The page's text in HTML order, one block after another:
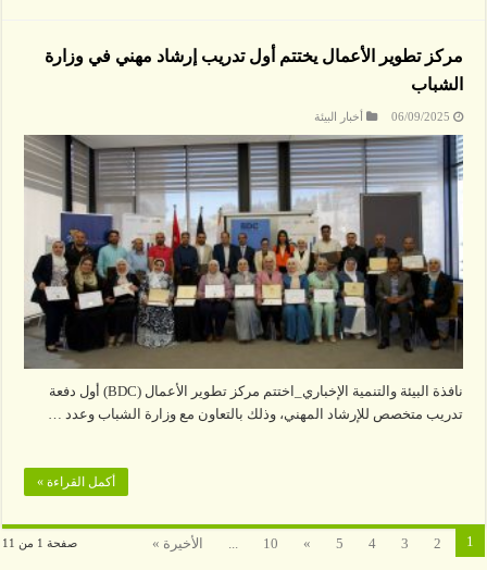
مركز تطوير الأعمال يختتم أول تدريب إرشاد مهني في وزارة
الشباب
06/09/2025 أخبار البيئة
نافذة البيئة والتنمية الإخباري_اختتم مركز تطوير الأعمال (BDC) أول دفعة
تدريب متخصص للإرشاد المهني، وذلك بالتعاون مع وزارة الشباب وعدد …
أكمل القراءة »
صفحة 1 من 11 1
2
3
4
5
»
10 الأخيرة »